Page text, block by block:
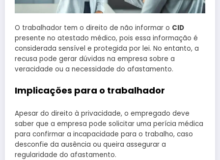
O trabalhador tem o direito de não informar o CID
presente no atestado médico, pois essa informação é
considerada sensível e protegida por lei. No entanto, a
recusa pode gerar dúvidas na empresa sobre a
veracidade ou a necessidade do afastamento.
Implicações para o trabalhador
Apesar do direito à privacidade, o empregado deve
saber que a empresa pode solicitar uma perícia médica
para confirmar a incapacidade para o trabalho, caso
desconfie da ausência ou queira assegurar a
regularidade do afastamento.